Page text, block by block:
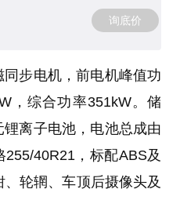
询底价
步电机，前电机峰值功
，综合功率351kW。储
离子电池，电池总成由
40R21，标配ABS及
轮辋、车顶后摄像头及